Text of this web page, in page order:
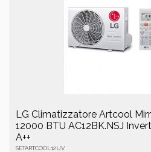
LG Climatizzatore Artcool
12000 BTU AC12BK.NSJ
A++
SETARTCOOL12UV